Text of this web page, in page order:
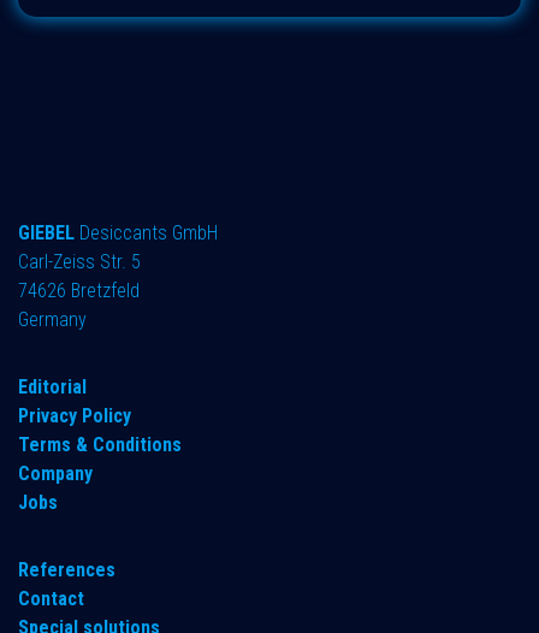
GIEBEL Desiccants GmbH
Carl-Zeiss Str. 5
74626 Bretzfeld
Germany
​Editorial
Privacy Policy
Terms & Conditions
Company
Jobs
References
Contact
Special solutions